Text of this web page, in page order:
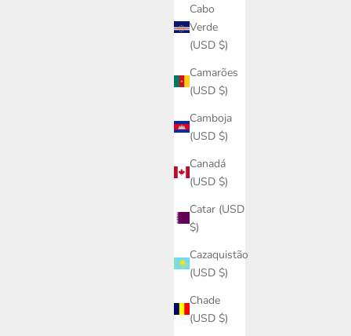
Cabo
Verde
(USD $)
Camarões
(USD $)
Camboja
(USD $)
Canadá
(USD $)
Catar (USD
$)
Cazaquistão
(USD $)
Chade
(USD $)